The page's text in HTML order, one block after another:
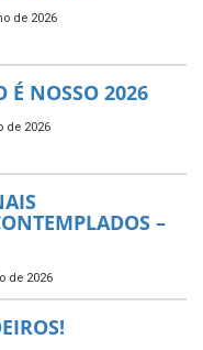
de 2026
É NOSSO 2026
de 2026
–
de 2026